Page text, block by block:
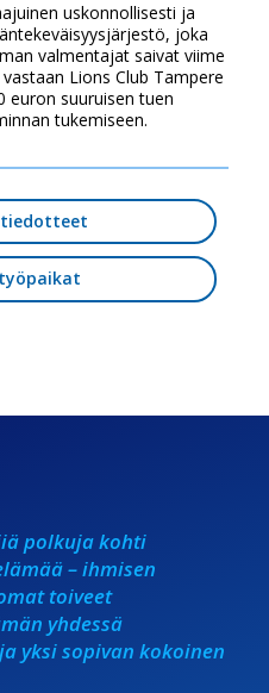
uskonnollisesti ja
joka
valmentajat saivat viime
Lions Club Tampere
euron suuruisen tuen
tukemiseen.
polkuja kohti
– ihmisen
toiveet
yhdessä
yksi sopivan kokoinen